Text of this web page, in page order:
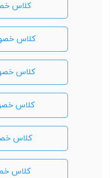
کلاس
کلاس
کلاس
کلاس
کلاس
کلاس